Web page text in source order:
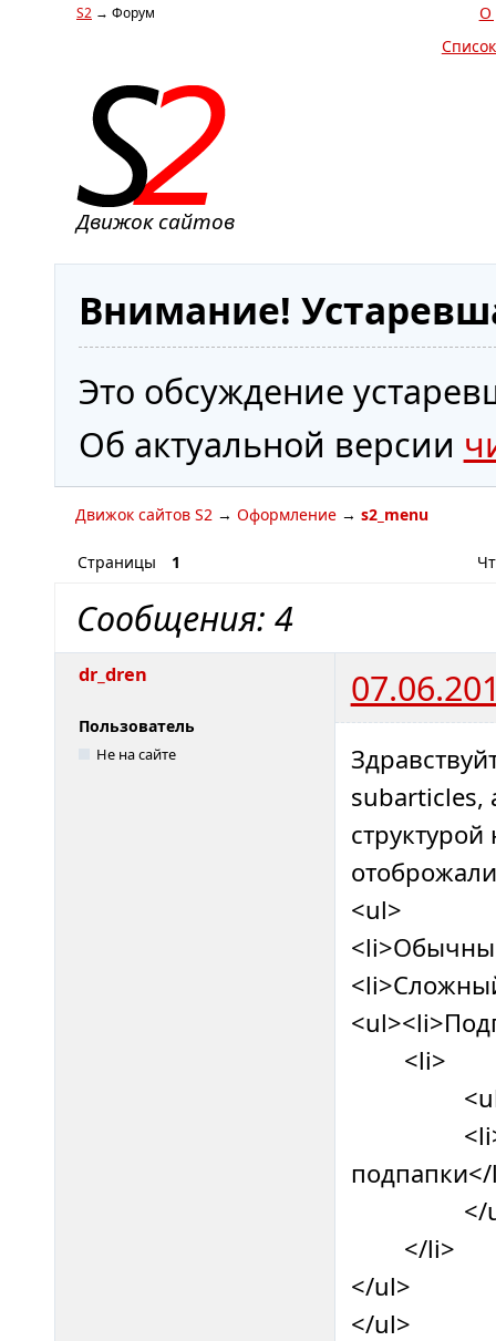
О
S2→ Форум
Движок сайтов
Внимание!
Это обсуждение
Об актуальной версии
Движок сайтов S2 →Оформление →s2_menu
Страницы 1
Сообщения: 4
dr_dren
Пользователь
Не на сайте
subarticles,
<ul>
<li>
<li>Еще
</
</li>
</ul>
</ul>